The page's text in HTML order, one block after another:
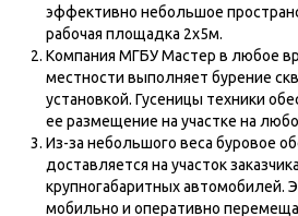
эффективно небольшое
рабочая площадка 2х5м.
Компания МГБУ Мастер в любое
местности выполняет бурение
установкой. Гусеницы техники
ее размещение на участке на
Из-за небольшого веса буровое
доставляется на участок
крупногабаритных автомобилей.
мобильно и оперативно
ИП Середа Илья Сергеевич
ОГРН ИП 322508100234679
ИНН 504910686985
Все права защищены. Копирование и
информации с сайта без согласия владельца
© 2012-2025 МГБУ Мастер
Политика в отношении обработки
файлов
Согласие на обработку персональных
Политика конфиденциальности